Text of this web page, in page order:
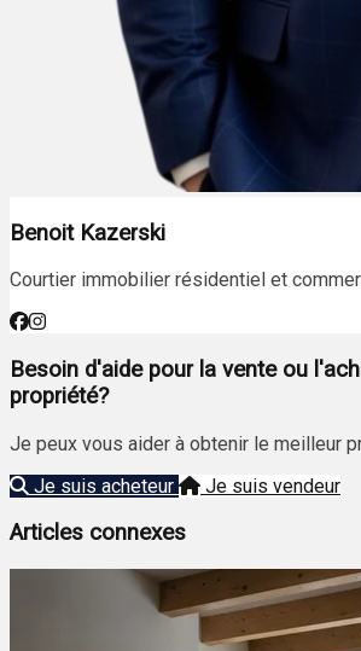
Benoit Kazerski
Courtier immobilier résidentiel et
Besoin d'aide pour la vente ou
propriété?
Je peux vous aider à obtenir le meilleur
Je suis acheteur
Je suis vendeur
Articles connexes